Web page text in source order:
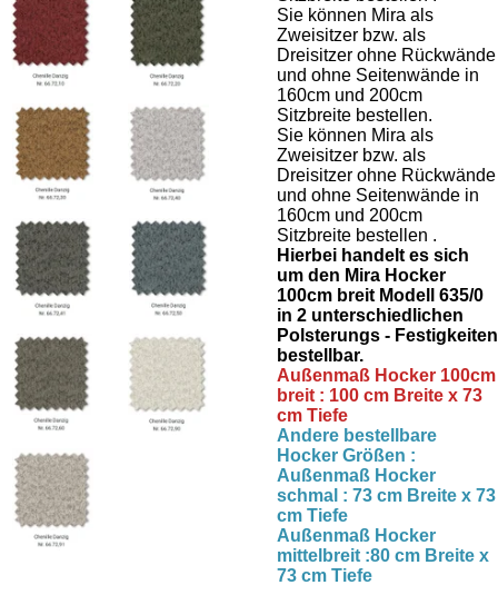
Sie können Mira als
Zweisitzer bzw. als
Dreisitzer ohne Rückwände
und ohne Seitenwände in
160cm und 200cm
Sitzbreite bestellen.
Sie können Mira als
Zweisitzer bzw. als
Dreisitzer ohne Rückwände
und ohne Seitenwände in
160cm und 200cm
Sitzbreite bestellen .
Hierbei handelt es sich
um den Mira Hocker
100cm breit Modell 635/0
in 2 unterschiedlichen
Polsterungs - Festigkeiten
bestellbar.
Außenmaß Hocker 100cm
breit : 100 cm Breite x 73
cm Tiefe
Andere bestellbare
Hocker Größen :
Außenmaß Hocker
schmal : 73 cm Breite x 73
cm Tiefe
Außenmaß Hocker
mittelbreit :80 cm Breite x
73 cm Tiefe